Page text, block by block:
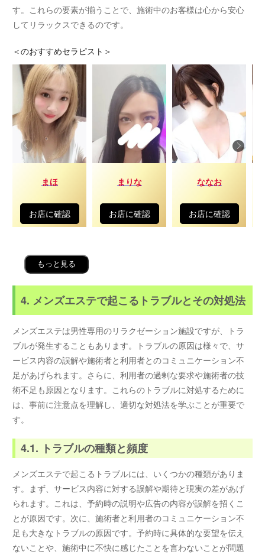
す。これらの要素が揃うことで、施術中のお客様は心から安心
してリラックスできるのです。
＜のおすすめセラピスト＞
まほ
お店に確認
まりな
お店に確認
ななお
お店に確認
もっと見る
4. メンズエステで起こるトラブルとその対処法
メンズエステは男性専用のリラクゼーション施設ですが、トラ
ブルが発生することもあります。トラブルの原因は様々で、サ
ービス内容の誤解や施術者と利用者とのコミュニケーション不
足があげられます。さらに、利用者の過剰な要求や施術者の技
術不足も原因となります。これらのトラブルに対処するために
は、事前に注意点を理解し、適切な対処法を学ぶことが重要で
す。
4.1. トラブルの種類と頻度
メンズエステで起こるトラブルには、いくつかの種類がありま
す。まず、サービス内容に対する誤解や期待と現実の差があげ
られます。これは、予約時の説明や広告の内容が誤解を招くこ
とが原因です。次に、施術者と利用者のコミュニケーション不
足も大きなトラブルの原因です。予約時に具体的な要望を伝え
ないことや、施術中に不快に感じたことを言わないことが問題